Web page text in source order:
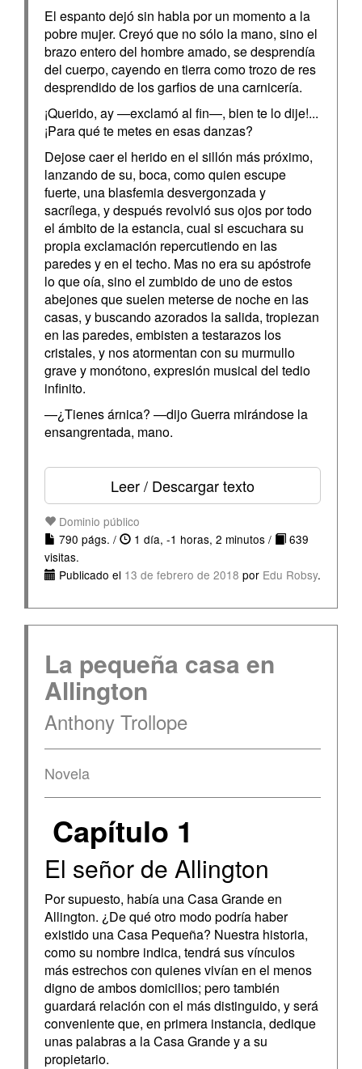
El espanto dejó sin habla por un momento a la
pobre mujer. Creyó que no sólo la mano, sino el
brazo entero del hombre amado, se desprendía
del cuerpo, cayendo en tierra como trozo de res
desprendido de los garfios de una carnicería.
¡Querido, ay —exclamó al fin—, bien te lo dije!...
¡Para qué te metes en esas danzas?
Dejose caer el herido en el sillón más próximo,
lanzando de su, boca, como quien escupe
fuerte, una blasfemia desvergonzada y
sacrílega, y después revolvió sus ojos por todo
el ámbito de la estancia, cual si escuchara su
propia exclamación repercutiendo en las
paredes y en el techo. Mas no era su apóstrofe
lo que oía, sino el zumbido de uno de estos
abejones que suelen meterse de noche en las
casas, y buscando azorados la salida, tropiezan
en las paredes, embisten a testarazos los
cristales, y nos atormentan con su murmullo
grave y monótono, expresión musical del tedio
infinito.
—¿Tienes árnica? —dijo Guerra mirándose la
ensangrentada, mano.
Leer / Descargar texto
Dominio público
790 págs. /
1 día, -1 horas, 2 minutos /
639
visitas.
Publicado el 13 de febrero de 2018 por Edu Robsy.
La pequeña casa en
Allington
Anthony Trollope
Novela
Capítulo 1
El señor de Allington
Por supuesto, había una Casa Grande en
Allington. ¿De qué otro modo podría haber
existido una Casa Pequeña? Nuestra historia,
como su nombre indica, tendrá sus vínculos
más estrechos con quienes vivían en el menos
digno de ambos domicilios; pero también
guardará relación con el más distinguido, y será
conveniente que, en primera instancia, dedique
unas palabras a la Casa Grande y a su
propietario.